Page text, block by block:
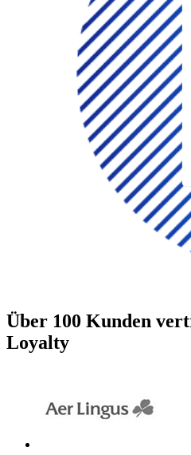
Über 100 Kunden
Loyalty